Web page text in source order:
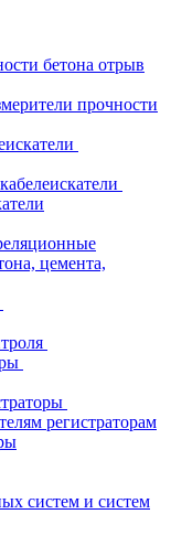
бетона отрыв
прочности
цемента,
регистраторам
систем и систем